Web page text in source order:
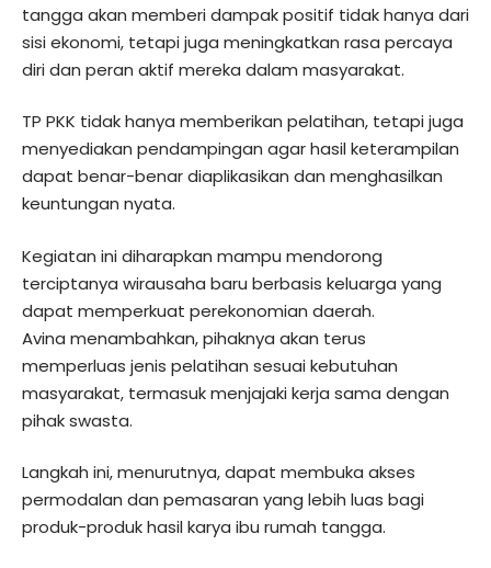
tangga akan memberi dampak positif tidak hanya dari
sisi ekonomi, tetapi juga meningkatkan rasa percaya
diri dan peran aktif mereka dalam masyarakat.
TP PKK tidak hanya memberikan pelatihan, tetapi juga
menyediakan pendampingan agar hasil keterampilan
dapat benar-benar diaplikasikan dan menghasilkan
keuntungan nyata.
Kegiatan ini diharapkan mampu mendorong
terciptanya wirausaha baru berbasis keluarga yang
dapat memperkuat perekonomian daerah.
Avina menambahkan, pihaknya akan terus
memperluas jenis pelatihan sesuai kebutuhan
masyarakat, termasuk menjajaki kerja sama dengan
pihak swasta.
Langkah ini, menurutnya, dapat membuka akses
permodalan dan pemasaran yang lebih luas bagi
produk-produk hasil karya ibu rumah tangga.